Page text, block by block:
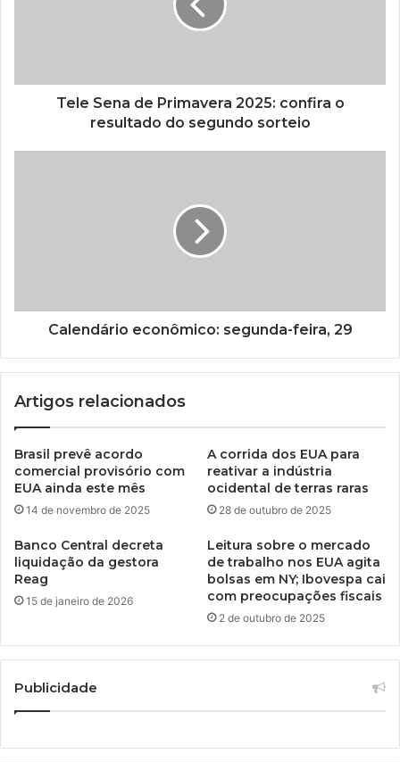
Tele Sena de Primavera 2025: confira o
resultado do segundo sorteio
Calendário econômico: segunda-feira, 29
Artigos relacionados
Brasil prevê acordo
comercial provisório com
EUA ainda este mês
14 de novembro de 2025
A corrida dos EUA para
reativar a indústria
ocidental de terras raras
28 de outubro de 2025
Banco Central decreta
liquidação da gestora
Reag
15 de janeiro de 2026
Leitura sobre o mercado
de trabalho nos EUA agita
bolsas em NY; Ibovespa cai
com preocupações fiscais
2 de outubro de 2025
Publicidade